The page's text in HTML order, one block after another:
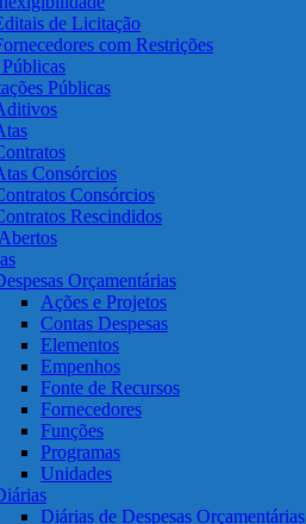
de Licitação
com Restrições
Públicas
Consórcios
Consórcios
Rescindidos
Orçamentárias
Ações e Projetos
Contas Despesas
Elementos
Empenhos
Fonte de Recursos
Fornecedores
Funções
Programas
Unidades
Diárias de Despesas Orçamentárias